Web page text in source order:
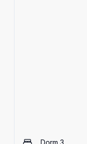
Dorm 3